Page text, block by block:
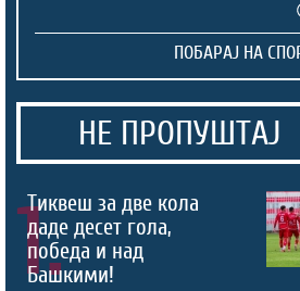
НЕ ПРОПУШТАЈ
1.
Тиквеш за две кола
даде десет гола,
победа и над
Башкими!